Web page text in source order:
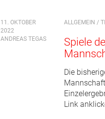
11. OKTOBER
2022
ANDREAS TEGAS
ALLGEMEIN /
Spiele
Die
Link